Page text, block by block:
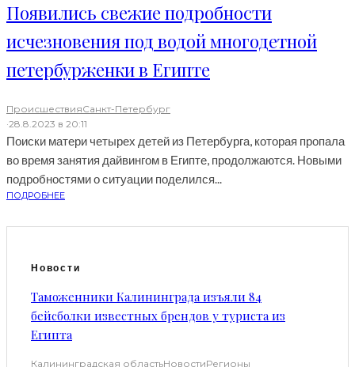
Появились свежие подробности
исчезновения под водой многодетной
петербурженки в Египте
ПроисшествияСанкт-Петербург
·28.8.2023 в 20:11
Поиски матери четырех детей из Петербурга, которая пропала
во время занятия дайвингом в Египте, продолжаются. Новыми
подробностями о ситуации поделился...
ПОДРОБНЕЕ
Новости
Таможенники Калининграда изъяли 84
бейсболки известных брендов у туриста из
Египта
Калининградская областьНовостиРегионы